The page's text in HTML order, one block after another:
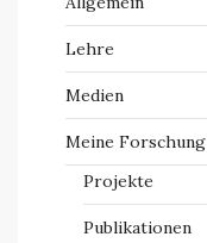
Lehre
Medien
Meine Forschung
Projekte
Publikationen